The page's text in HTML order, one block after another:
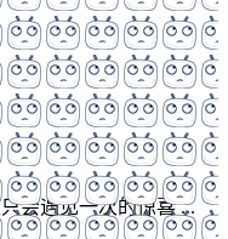
会遇见一次的惊喜 ...